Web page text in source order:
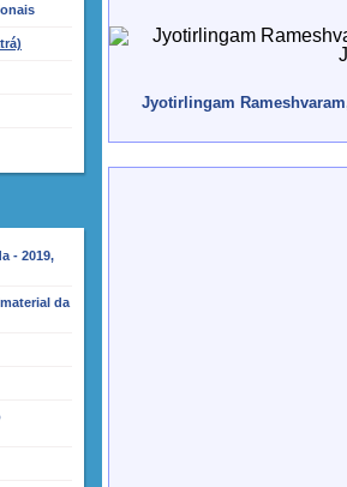
- 2019,
da
Jyotirlingam